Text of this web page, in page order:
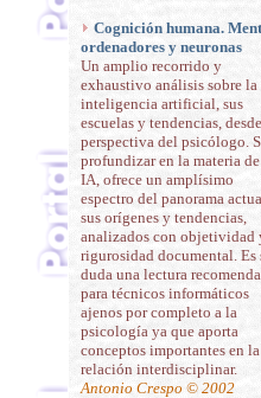
Cognición humana.
ordenadores y neuronas
Un amplio recorrido y
exhaustivo análisis sobre la
inteligencia artificial, sus
escuelas y tendencias,
perspectiva del psicólogo.
profundizar en la materia
IA, ofrece un amplísimo
espectro del panorama
sus orígenes y tendencias,
analizados con objetividad
rigurosidad documental. Es
duda una lectura
para técnicos informáticos
ajenos por completo a la
psicología ya que aporta
conceptos importantes en la
relación interdisciplinar.
Antonio Crespo © 2002